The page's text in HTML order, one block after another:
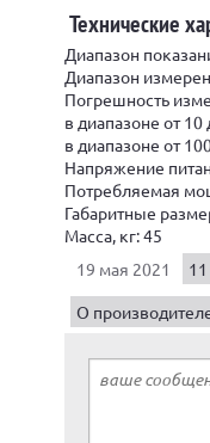
Технические
Диапазон
Диапазон
Погрешность
в диапазоне от
в диапазоне от
Напряжение
Потребляемая
Габаритные
Масса, кг: 45
19 мая 2021
О